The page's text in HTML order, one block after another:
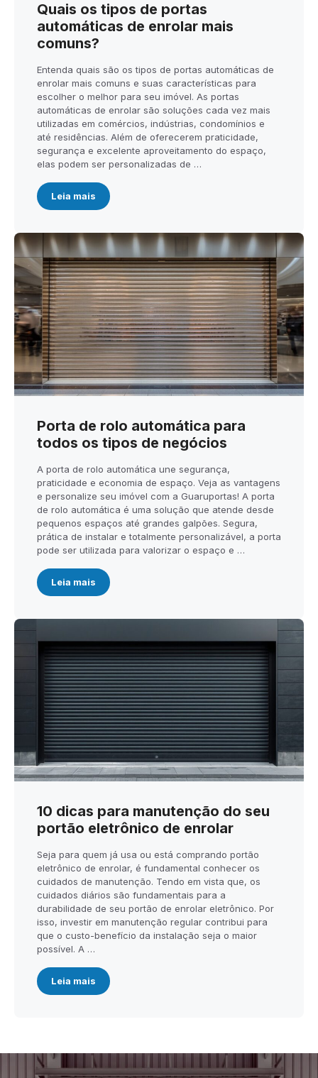
Quais os tipos de portas
automáticas de enrolar mais
comuns?
Entenda quais são os tipos de portas automáticas de
enrolar mais comuns e suas características para
escolher o melhor para seu imóvel. As portas
automáticas de enrolar são soluções cada vez mais
utilizadas em comércios, indústrias, condomínios e
até residências. Além de oferecerem praticidade,
segurança e excelente aproveitamento do espaço,
elas podem ser personalizadas de …
Leia mais
Porta de rolo automática para
todos os tipos de negócios
A porta de rolo automática une segurança,
praticidade e economia de espaço. Veja as vantagens
e personalize seu imóvel com a Guaruportas! A porta
de rolo automática é uma solução que atende desde
pequenos espaços até grandes galpões. Segura,
prática de instalar e totalmente personalizável, a porta
pode ser utilizada para valorizar o espaço e …
Leia mais
10 dicas para manutenção do seu
portão eletrônico de enrolar
Seja para quem já usa ou está comprando portão
eletrônico de enrolar, é fundamental conhecer os
cuidados de manutenção. Tendo em vista que, os
cuidados diários são fundamentais para a
durabilidade de seu portão de enrolar eletrônico. Por
isso, investir em manutenção regular contribui para
que o custo-benefício da instalação seja o maior
possível. A …
Leia mais